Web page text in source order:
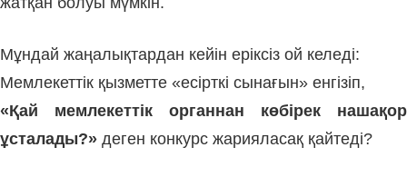
Мұндай жаңалықтардан кейін еріксіз ой келеді:
Мемлекеттік қызметте «есірткі сынағын» енгізіп,
«Қай мемлекеттік органнан көбірек нашақор
ұсталады?» деген конкурс жарияласақ қайтеді?